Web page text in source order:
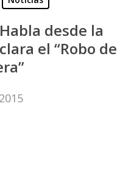
desde la
el “Robo de